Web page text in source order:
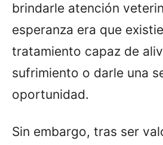
brindarle atención
esperanza era que
tratamiento capaz de
sufrimiento o darle una
oportunidad.
Sin embargo, tras ser